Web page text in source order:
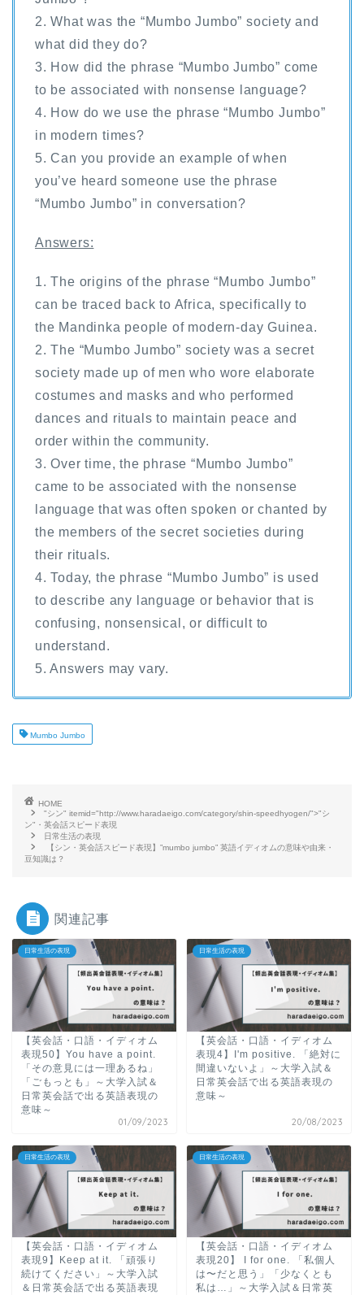
2. What was the “Mumbo Jumbo” society and
what did they do?
3. How did the phrase “Mumbo Jumbo” come
to be associated with nonsense language?
4. How do we use the phrase “Mumbo Jumbo”
in modern times?
5. Can you provide an example of when
you’ve heard someone use the phrase
“Mumbo Jumbo” in conversation?
Answers:
1. The origins of the phrase “Mumbo Jumbo”
can be traced back to Africa, specifically to
the Mandinka people of modern-day Guinea.
2. The “Mumbo Jumbo” society was a secret
society made up of men who wore elaborate
costumes and masks and who performed
dances and rituals to maintain peace and
order within the community.
3. Over time, the phrase “Mumbo Jumbo”
came to be associated with the nonsense
language that was often spoken or chanted by
the members of the secret societies during
their rituals.
4. Today, the phrase “Mumbo Jumbo” is used
to describe any language or behavior that is
confusing, nonsensical, or difficult to
understand.
5. Answers may vary.
Mumbo Jumbo
HOME
"シン" itemid="http://www.haradaeigo.com/category/shin-speedhyogen/">"シ
ン"・英会話スピード表現
日常生活の表現
【シン・英会話スピード表現】”mumbo jumbo” 英語イディオムの意味や由来・
豆知識は？
関連記事
日常生活の表現
【英会話・口語・イディオム
表現50】You have a point.
「その意見には一理あるね」
「ごもっとも」～大学入試＆
日常英会話で出る英語表現の
意味～
01/09/2023
日常生活の表現
【英会話・口語・イディオム
表現4】I'm positive. 「絶対に
間違いないよ」～大学入試＆
日常英会話で出る英語表現の
意味～
20/08/2023
日常生活の表現
【英会話・口語・イディオム
表現9】Keep at it. 「頑張り
続けてください」～大学入試
＆日常英会話で出る英語表現
日常生活の表現
【英会話・口語・イディオム
表現20】 I for one. 「私個人
は〜だと思う」「少なくとも
私は…」～大学入試＆日常英